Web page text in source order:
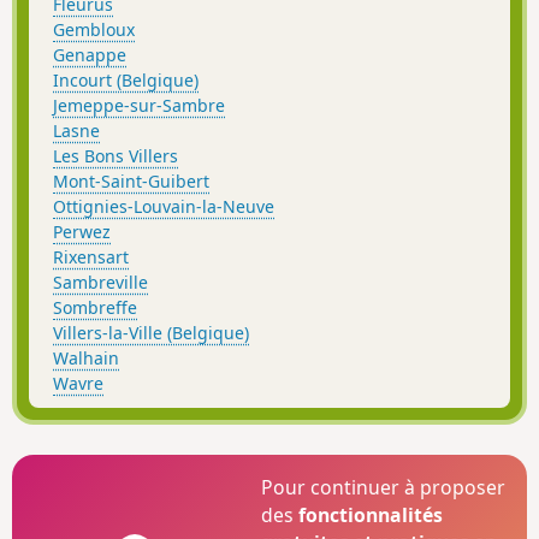
débordement, ont poussé les propriétaires à
cesser l'activité pour raisons sanitaires.Les
bâtiments actuels datent des années 1920.
Gembloux
Genappe
Incourt (Belgique)
Jemeppe-sur-Sambre
Lasne
Les Bons Villers
Mont-Saint-Guibert
Ottignies-Louvain-la-Neuve
Perwez
Rixensart
Sambreville
Sombreffe
Villers-la-Ville (Belgique)
Walhain
Wavre
Pour continuer à proposer
desfonctionnalités